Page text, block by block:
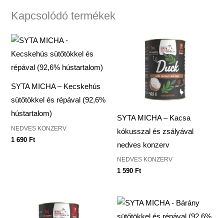
Kapcsolódó termékek
SYTA MICHA – Kecskehús
sütőtökkel és répával (92,6%
hústartalom)
NEDVES KONZERV
1 690 Ft
SYTA MICHA – Kacsa
kókusszal és zsályával
nedves konzerv
NEDVES KONZERV
1 590 Ft